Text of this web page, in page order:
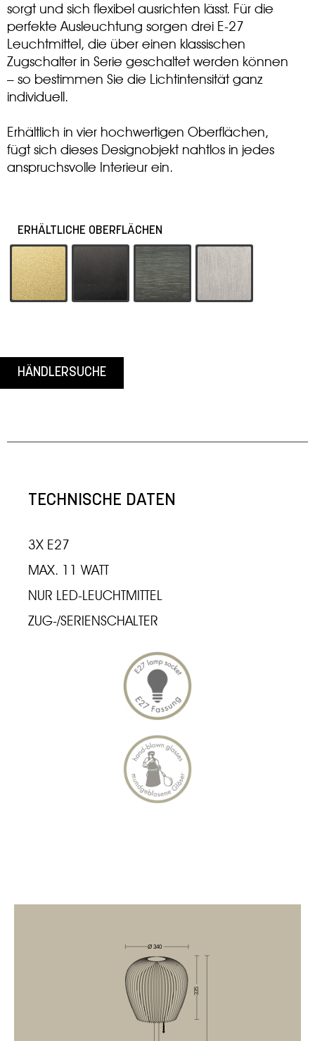
sorgt und sich flexibel ausrichten lässt. Für die
perfekte Ausleuchtung sorgen drei E-27
Leuchtmittel, die über einen klassischen
Zugschalter in Serie geschaltet werden können
– so bestimmen Sie die Lichtintensität ganz
individuell.
Erhältlich in vier hochwertigen Oberflächen,
fügt sich dieses Designobjekt nahtlos in jedes
anspruchsvolle Interieur ein.
ERHÄLTLICHE OBERFLÄCHEN
-19 Eloxal Messing-55 Schwarz-62 Platin
HÄNDLERSUCHE
TECHNISCHE DATEN
3X E27
MAX. 11 WATT
NUR LED-LEUCHTMITTEL
ZUG-/SERIENSCHALTER